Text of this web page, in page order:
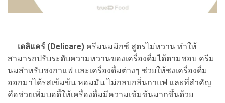
เดลิแคร์ (Delicare) ครีมนมมิกซ์ สูตรไม่หวาน ทำให้
สามารถปรับระดับความหวานของเครื่องดื่มได้ตามชอบ ครีม
นมสำหรับชงกาแฟ และเครื่องดื่มต่างๆ ช่วยให้ชงเครื่องดื่ม
ออกมาได้รสเข้มข้น หอมมัน ไม่กลบกลิ่นกาแฟ และที่สำคัญ
คือช่วยเพิ่มบอดี้ให้เครื่องดื่มมีความเข้มข้นมากขึ้นด้วย